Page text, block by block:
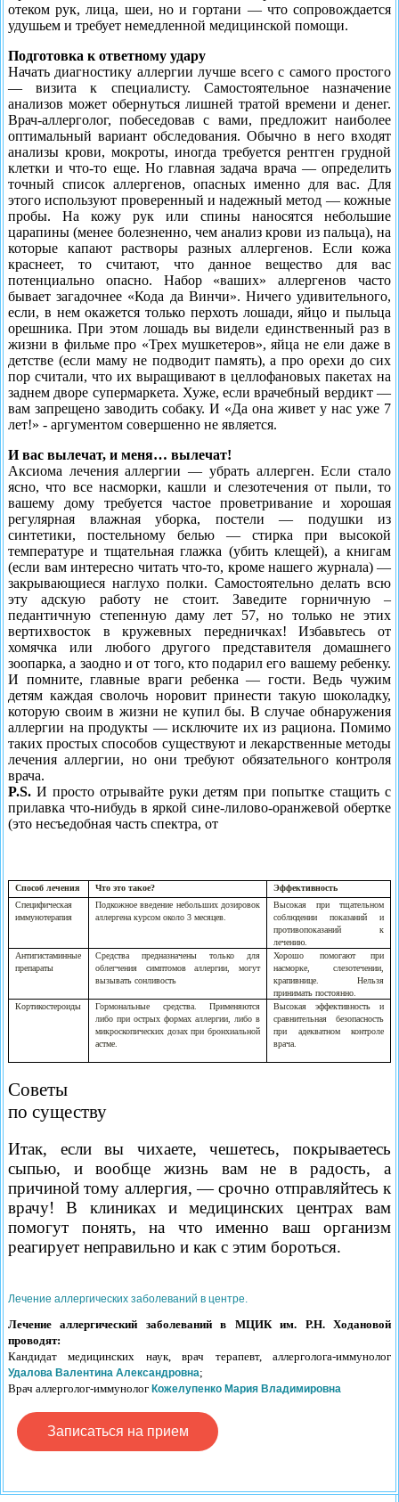
отеком рук, лица, шеи, но и гортани — что сопровож­дается
удушьем и требует немедленной медицинской помощи.
Подготовка к ответному удару
Начать диагностику аллергии лучше всего с самого простого
— визита к специалисту. Самостоятельное назначение
анализов может обернуться лишней тра­той времени и денег.
Врач-аллерголог, побеседовав с вами, предложит наиболее
оптимальный вариант обследования. Обычно в него входят
анализы крови, мокроты, иногда требуется рентген грудной
клетки и что-то еще. Но главная задача врача — определить
точный список аллергенов, опасных именно для вас. Для
этого используют проверенный и надежный метод — кожные
пробы. На кожу рук или спины нано­сятся небольшие
царапины (менее болезненно, чем анализ крови из пальца), на
которые капают растворы разных аллергенов. Если кожа
краснеет, то считают, что данное вещество для вас
потенциально опасно. Набор «ваших» аллергенов часто
бывает загадоч­нее «Кода да Винчи». Ничего удивительного,
если, в нем окажется только перхоть лошади, яйцо и пыльца
орешника. При этом лошадь вы видели единственный раз в
жизни в фильме про «Трех мушкетеров», яйца не ели даже в
детстве (если маму не подводит память), а про орехи до сих
пор считали, что их выращивают в целлофановых пакетах на
заднем дворе супермарке­та. Хуже, если врачебный вердикт —
вам запрещено заводить собаку. И «Да она живет у нас уже 7
лет!» - аргументом совершенно не является.
И вас вылечат, и меня… вылечат!
Аксиома лечения аллергии — убрать аллерген. Если стало
ясно, что все насморки, кашли и сле­зотечения от пыли, то
вашему дому требуется час­тое проветривание и хорошая
регулярная влаж­ная уборка, постели — подушки из
синтетики, постельному белью — стирка при высокой
темпера­туре и тщательная глажка (убить клещей), а книгам
(если вам интересно читать что-то, кроме нашего журнала) —
закрывающиеся наглухо полки. Самосто­ятельно делать всю
эту адскую работу не стоит. За­ведите горничную –
педантичную степенную даму лет 57, но только не этих
вертихвосток в кружевных передничках! Избавьтесь от
хомячка или любого дру­гого представителя домашнего
зоопарка, а заодно и от того, кто подарил его вашему ребенку.
И помните, главные враги ребенка — гости. Ведь чужим
детям каждая сволочь норовит принести такую шоколадку,
которую своим в жизни не купил бы. В случае обна­ружения
аллергии на продукты — исключите их из рациона. Помимо
таких простых способов существу­ют и лекарственные методы
лечения аллергии, но они требуют обязательного контроля
врача.
P.S. И просто отрывайте руки детям при попытке стащить с
прилавка что-нибудь в яркой сине-лилово-оранжевой обертке
(это несъедобная часть спектра, от
Способ лечения Что это такое?
Эффективность
Специфическая
иммунотерапия
Подкожное введение небольших дозировок
аллергена курсом около 3 месяцев.
Высокая при тщательном
соблюдении показаний и
противопоказаний к
лечению.
Антигистаминные
препараты
Средства предназначены только для
облегчения симптомов аллергии, могут
вызывать сонливость
Хорошо помогают при
насморке, слезотечении,
крапивнице. Нельзя
принимать постоянно.
Кортикостероиды
Гормональные средства. Приме­няются
либо при острых формах аллергии, либо в
микроскопических дозах при бронхиальной
астме.
Высокая эффективность и
сравнительная безопасность
при адекватном контроле
врача.
Советы
по существу
Итак, если вы чихаете, чешетесь, пок­рываетесь
сыпью, и вообще жизнь вам не в радость, а
причиной тому аллергия, — срочно отправляйтесь к
врачу! В клиниках и медицинских центрах вам
помогут понять, на что именно ваш организм
реагирует неправильно и как с этим бороться.
Лечение аллергических заболеваний в центре.
Лечение аллергический заболеваний в МЦИК им. Р.Н. Ходановой
проводят:
Кандидат медицинских наук, врач терапевт, аллерголога-иммунолог
Удалова Валентина Александровна;
Врач аллерголог-иммунолог Кожелупенко Мария Владимировна
Записаться на прием